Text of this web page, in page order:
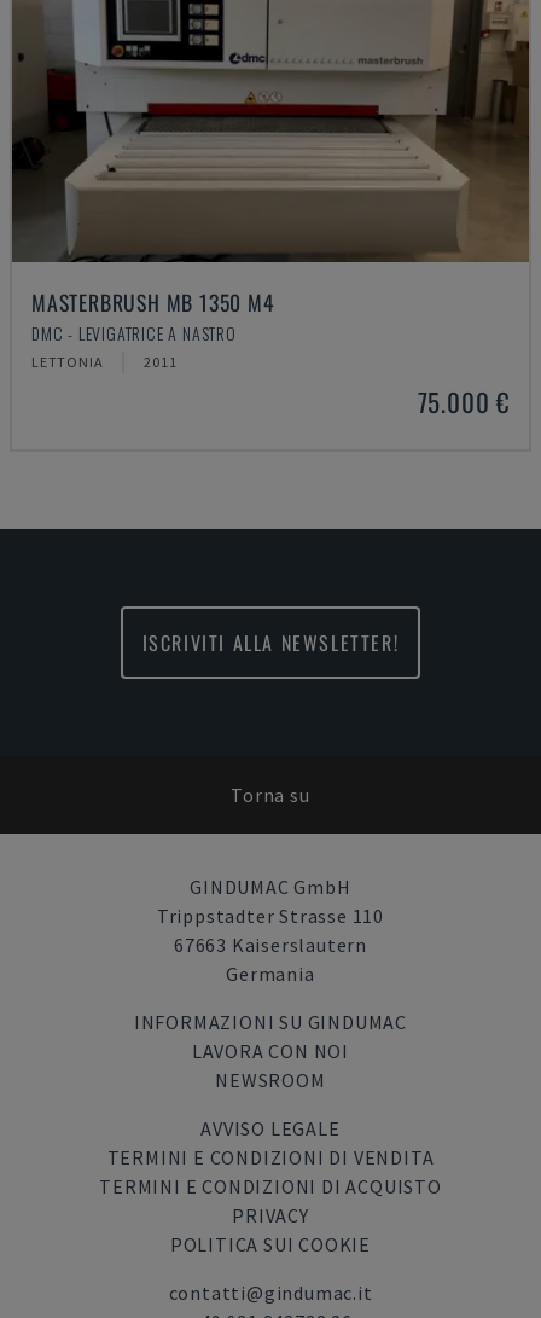
MASTERBRUSH MB 1350 M4
DMC - LEVIGATRICE A NASTRO
LETTONIA 2011
75.000 €
ISCRIVITI ALLA NEWSLETTER!
Torna su
GINDUMAC GmbH
Trippstadter Strasse 110
67663 Kaiserslautern
Germania
INFORMAZIONI SU GINDUMAC
LAVORA CON NOI
NEWSROOM
AVVISO LEGALE
TERMINI E CONDIZIONI DI VENDITA
TERMINI E CONDIZIONI DI ACQUISTO
PRIVACY
POLITICA SUI COOKIE
contatti@gindumac.it